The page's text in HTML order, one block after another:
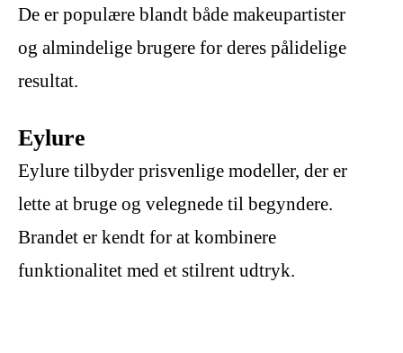
De er populære blandt både makeupartister
og almindelige brugere for deres pålidelige
resultat.
Eylure
Eylure tilbyder prisvenlige modeller, der er
lette at bruge og velegnede til begyndere.
Brandet er kendt for at kombinere
funktionalitet med et stilrent udtryk.